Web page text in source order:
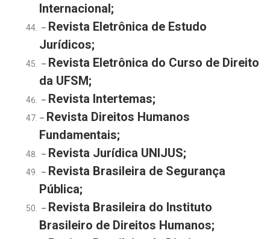
Internacional;
– Revista Eletrônica de Estudo
Jurídicos;
– Revista Eletrônica do Curso de Direito
da UFSM;
– Revista Intertemas;
– Revista Direitos Humanos
Fundamentais;
– Revista Jurídica UNIJUS;
– Revista Brasileira de Segurança
Pública;
– Revista Brasileira do Instituto
Brasileiro de Direitos Humanos;